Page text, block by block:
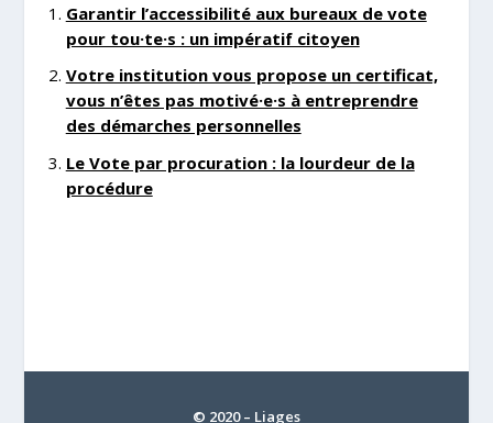
Garantir l’accessibilité aux bureaux de vote
pour tou·te·s : un impératif citoyen
Votre institution vous propose un certificat,
vous n’êtes pas motivé·e·s à entreprendre
des démarches personnelles
Le Vote par procuration : la lourdeur de la
procédure
© 2020 – Liages